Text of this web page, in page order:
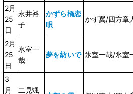
2月
25
日
永井裕
子
かずら橋恋
唄
かず翼/四方章
2月
25
日
氷室一
哉
夢を紡いで 氷室一哉/氷室
3
月
二見颯